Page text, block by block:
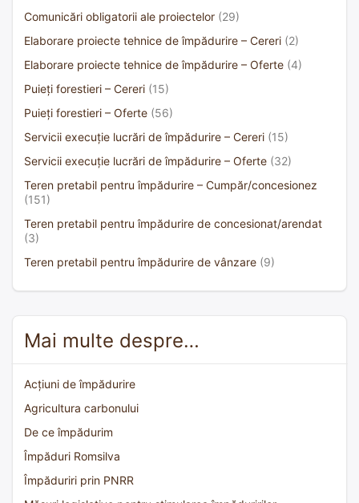
Comunicări obligatorii ale proiectelor (29)
Elaborare proiecte tehnice de împădurire – Cereri (2)
Elaborare proiecte tehnice de împădurire – Oferte (4)
Puieți forestieri – Cereri (15)
Puieți forestieri – Oferte (56)
Servicii execuție lucrări de împădurire – Cereri (15)
Servicii execuție lucrări de împădurire – Oferte (32)
Teren pretabil pentru împădurire – Cumpăr/concesionez
(151)
Teren pretabil pentru împădurire de concesionat/arendat
(3)
Teren pretabil pentru împădurire de vânzare (9)
Mai multe despre…
Acțiuni de împădurire
Agricultura carbonului
De ce împădurim
Împăduri Romsilva
Împăduriri prin PNRR